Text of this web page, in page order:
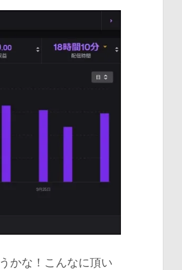
かな！こんなに頂い